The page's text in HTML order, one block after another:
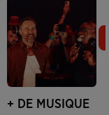
+ DE MUSIQUE